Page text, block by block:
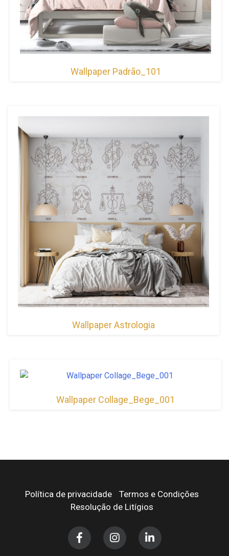
Wallpaper Padrão_101
Wallpaper Astrologia
Wallpaper Collage_Bege_001
Política de privacidade
Termos e Condições
Resolução de Litígios